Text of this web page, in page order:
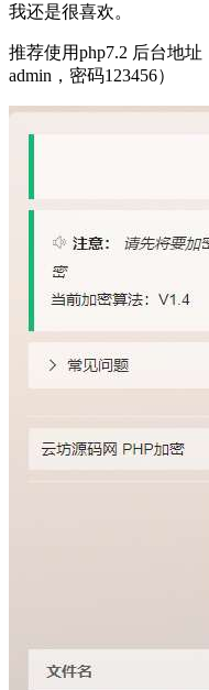
我还是很喜欢。
推荐使用php7.2 后台地址
admin，密码123456）